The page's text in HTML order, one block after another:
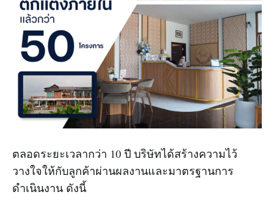
ตลอดระยะเวลากว่า 10 ปี บริษัทได้สร้างความไว้
วางใจให้กับลูกค้าผ่านผลงานและมาตรฐานการ
ดำเนินงาน ดังนี้